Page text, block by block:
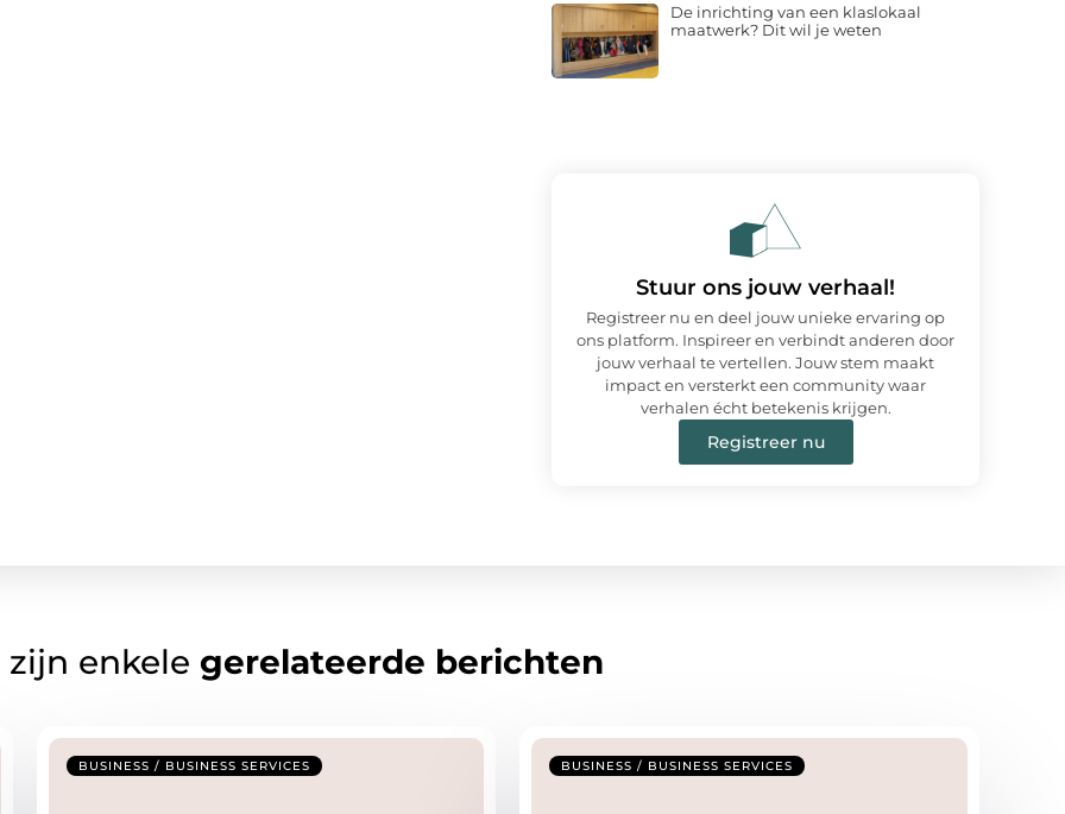
De inrichting van een klaslokaal
maatwerk? Dit wil je weten
Stuur ons jouw verhaal!
Registreer nu en deel jouw unieke ervaring op
ons platform. Inspireer en verbindt anderen door
jouw verhaal te vertellen. Jouw stem maakt
impact en versterkt een community waar
verhalen écht betekenis krijgen.
Registreer nu
zijn enkele gerelateerde berichten
BUSINESS / BUSINESS SERVICES BUSINESS / BUSINESS SERVICES